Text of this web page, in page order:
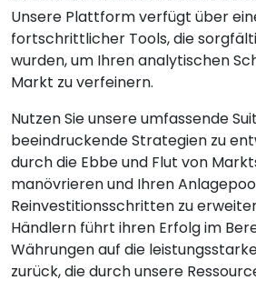
Unsere Plattform verfügt über
fortschrittlicher Tools, die
wurden, um Ihren analytischen
Markt zu verfeinern.
Nutzen Sie unsere umfassende
beeindruckende Strategien zu
durch die Ebbe und Flut von
manövrieren und Ihren
Reinvestitionsschritten zu
Händlern führt ihren Erfolg im
Währungen auf die
zurück, die durch unsere